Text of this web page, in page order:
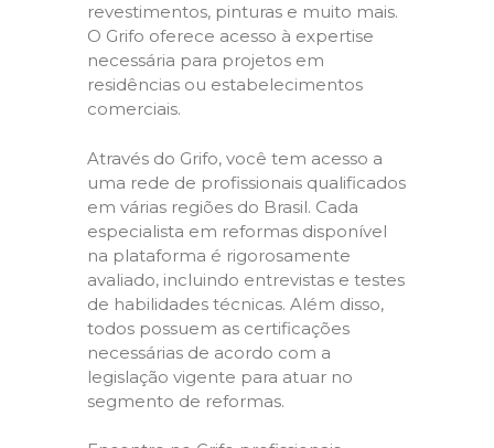
revestimentos, pinturas e muito mais.
O Grifo oferece acesso à expertise
necessária para projetos em
residências ou estabelecimentos
comerciais.
Através do Grifo, você tem acesso a
uma rede de profissionais qualificados
em várias regiões do Brasil. Cada
especialista em reformas disponível
na plataforma é rigorosamente
avaliado, incluindo entrevistas e testes
de habilidades técnicas. Além disso,
todos possuem as certificações
necessárias de acordo com a
legislação vigente para atuar no
segmento de reformas.